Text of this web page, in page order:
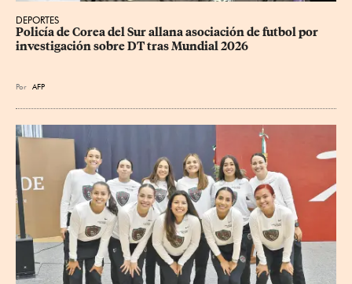
DEPORTES
Policía de Corea del Sur allana asociación de futbol por
investigación sobre DT tras Mundial 2026
Por AFP